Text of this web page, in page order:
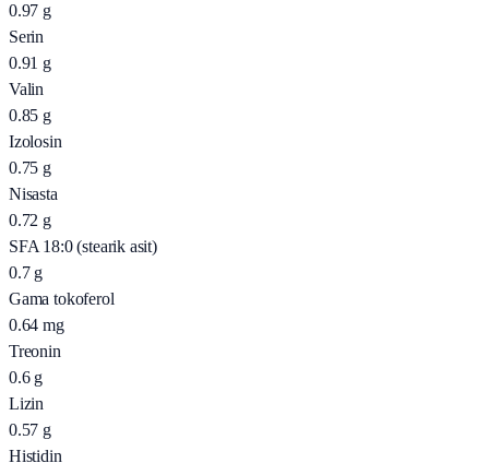
0.97 g
Serin
0.91 g
Valin
0.85 g
Izolosin
0.75 g
Nisasta
0.72 g
SFA 18:0 (stearik asit)
0.7 g
Gama tokoferol
0.64 mg
Treonin
0.6 g
Lizin
0.57 g
Histidin